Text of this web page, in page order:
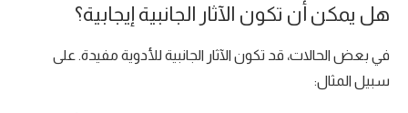
هل يمكن أن تكون الآثار الجانبية إيجابية؟
في بعض الحالات، قد تكون الآثار الجانبية للأدوية مفيدة. على
سبيل المثال: